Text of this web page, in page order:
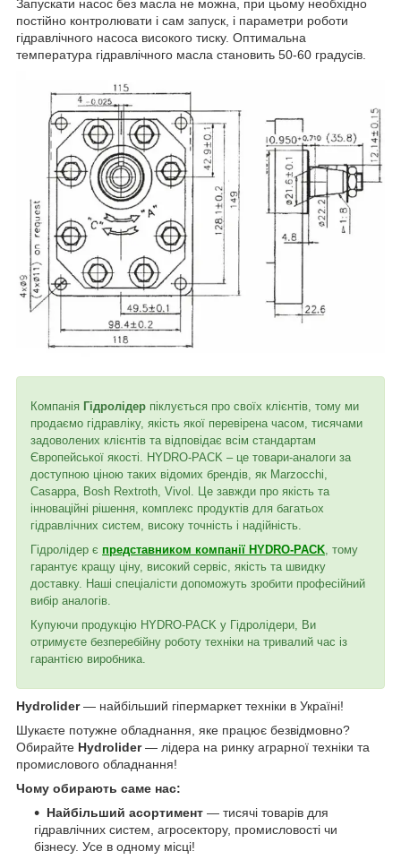
Запускати насос без масла не можна, при цьому необхідно
постійно контролювати і сам запуск, і параметри роботи
гідравлічного насоса високого тиску. Оптимальна
температура гідравлічного масла становить 50-60 градусів.
Компанія Гідролідер піклується про своїх клієнтів, тому ми
продаємо гідравліку, якість якої перевірена часом, тисячами
задоволених клієнтів та відповідає всім стандартам
Європейської якості. HYDRO-PACK – це товари-аналоги за
доступною ціною таких відомих брендів, як Marzocchi,
Casappa, Bosh Rextroth, Vivol. Це завжди про якість та
інноваційні рішення, комплекс продуктів для багатьох
гідравлічних систем, високу точність і надійність.
Гідролідер є представником компанії HYDRO-PACK , тому
гарантує кращу ціну, високий сервіс, якість та швидку
доставку. Наші спеціалісти допоможуть зробити професійний
вибір аналогів.
Купуючи продукцію HYDRO-PACK у Гідролідери, Ви
отримуєте безперебійну роботу техніки на тривалий час із
гарантією виробника.
Hydrolider— найбільший гіпермаркет техніки в Україні!
Шукаєте потужне обладнання, яке працює безвідмовно?
Обирайте Hydrolider— лідера на ринку аграрної техніки та
промислового обладнання!
Чому обирають саме нас:
Найбільший асортимент — тисячі товарів для
гідравлічних систем, агросектору, промисловості чи
бізнесу. Усе в одному місці!